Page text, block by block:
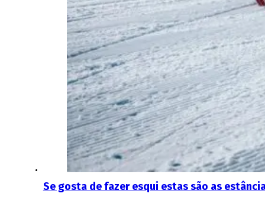
Se gosta de fazer esqui estas são as